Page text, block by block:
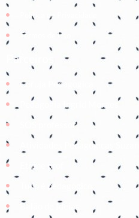
Política de Privacidade
Termos de Uso
Parceiros
Coruja Pedagogica
Pedagogia Ingrid Moraes
SOS professor
Atividades Pedagógicas Suzano
Etiene prof
Tudo é pedagógico
Balão de Ideias